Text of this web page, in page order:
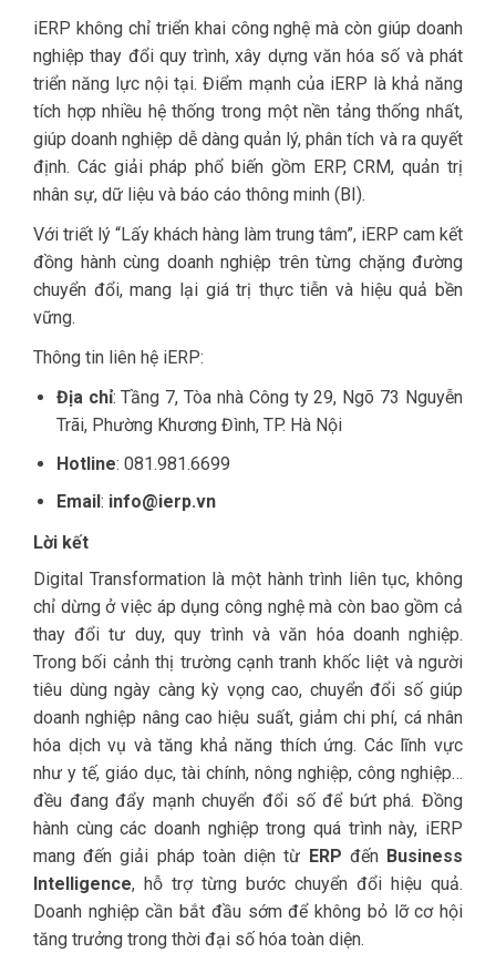
iERP không chỉ triển khai công nghệ mà còn giúp doanh
nghiệp thay đổi quy trình, xây dựng văn hóa số và phát
triển năng lực nội tại. Điểm mạnh của iERP là khả năng
tích hợp nhiều hệ thống trong một nền tảng thống nhất,
giúp doanh nghiệp dễ dàng quản lý, phân tích và ra quyết
định. Các giải pháp phổ biến gồm ERP, CRM, quản trị
nhân sự, dữ liệu và báo cáo thông minh (BI).
Với triết lý “Lấy khách hàng làm trung tâm”, iERP cam kết
đồng hành cùng doanh nghiệp trên từng chặng đường
chuyển đổi, mang lại giá trị thực tiễn và hiệu quả bền
vững.
Thông tin liên hệ iERP:
Địa chỉ: Tầng 7, Tòa nhà Công ty 29, Ngõ 73 Nguyễn
Trãi, Phường Khương Đình, TP. Hà Nội
Hotline: 081.981.6699
Email : info@ierp.vn
Lời kết
Digital Transformation là một hành trình liên tục, không
chỉ dừng ở việc áp dụng công nghệ mà còn bao gồm cả
thay đổi tư duy, quy trình và văn hóa doanh nghiệp.
Trong bối cảnh thị trường cạnh tranh khốc liệt và người
tiêu dùng ngày càng kỳ vọng cao, chuyển đổi số giúp
doanh nghiệp nâng cao hiệu suất, giảm chi phí, cá nhân
hóa dịch vụ và tăng khả năng thích ứng. Các lĩnh vực
như y tế, giáo dục, tài chính, nông nghiệp, công nghiệp…
đều đang đẩy mạnh chuyển đổi số để bứt phá. Đồng
hành cùng các doanh nghiệp trong quá trình này, iERP
mang đến giải pháp toàn diện từ ERP đến Business
Intelligence, hỗ trợ từng bước chuyển đổi hiệu quả.
Doanh nghiệp cần bắt đầu sớm để không bỏ lỡ cơ hội
tăng trưởng trong thời đại số hóa toàn diện.